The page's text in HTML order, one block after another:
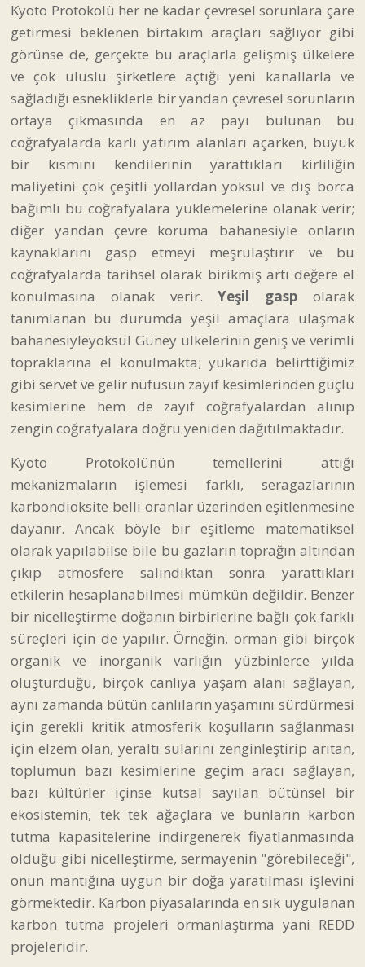
Kyoto Protokolü her ne kadar çevresel sorunlara çare
getirmesi beklenen birtakım araçları sağlıyor gibi
görünse de, gerçekte bu araçlarla gelişmiş ülkelere
ve çok uluslu şirketlere açtığı yeni kanallarla ve
sağladığı esnekliklerle bir yandan çevresel sorunların
ortaya çıkmasında en az payı bulunan bu
coğrafyalarda karlı yatırım alanları açarken, büyük
bir kısmını kendilerinin yarattıkları kirliliğin
maliyetini çok çeşitli yollardan yoksul ve dış borca
bağımlı bu coğrafyalara yüklemelerine olanak verir;
diğer yandan çevre koruma bahanesiyle onların
kaynaklarını gasp etmeyi meşrulaştırır ve bu
coğrafyalarda tarihsel olarak birikmiş artı değere el
konulmasına olanak verir.Yeşil gasp olarak
tanımlanan bu durumda yeşil amaçlara ulaşmak
bahanesiyleyoksul Güney ülkelerinin geniş ve verimli
topraklarına el konulmakta; yukarıda belirttiğimiz
gibi servet ve gelir nüfusun zayıf kesimlerinden güçlü
kesimlerine hem de zayıf coğrafyalardan alınıp
zengin coğrafyalara doğru yeniden dağıtılmaktadır.
Kyoto Protokolünün temellerini attığı
mekanizmaların işlemesi farklı, seragazlarının
karbondioksite belli oranlar üzerinden eşitlenmesine
dayanır. Ancak böyle bir eşitleme matematiksel
olarak yapılabilse bile bu gazların toprağın altından
çıkıp atmosfere salındıktan sonra yarattıkları
etkilerin hesaplanabilmesi mümkün değildir. Benzer
bir nicelleştirme doğanın birbirlerine bağlı çok farklı
süreçleri için de yapılır. Örneğin, orman gibi birçok
organik ve inorganik varlığın yüzbinlerce yılda
oluşturduğu, birçok canlıya yaşam alanı sağlayan,
aynı zamanda bütün canlıların yaşamını sürdürmesi
için gerekli kritik atmosferik koşulların sağlanması
için elzem olan, yeraltı sularını zenginleştirip arıtan,
toplumun bazı kesimlerine geçim aracı sağlayan,
bazı kültürler içinse kutsal sayılan bütünsel bir
ekosistemin, tek tek ağaçlara ve bunların karbon
tutma kapasitelerine indirgenerek fiyatlanmasında
olduğu gibi nicelleştirme, sermayenin "görebileceği",
onun mantığına uygun bir doğa yaratılması işlevini
görmektedir. Karbon piyasalarında en sık uygulanan
karbon tutma projeleri ormanlaştırma yani REDD
projeleridir.